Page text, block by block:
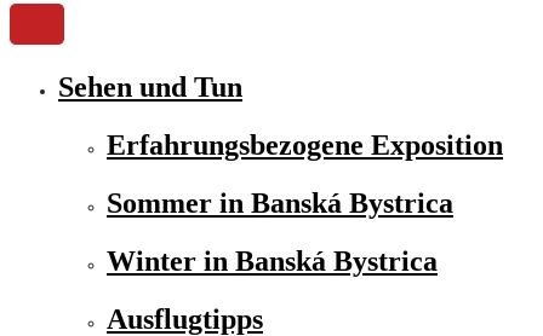
Sehen und Tun
Erfahrungsbezogene Exposition
Sommer in Banská Bystrica
Winter in Banská Bystrica
Ausflugtipps